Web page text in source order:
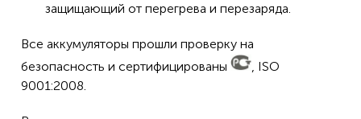
защищающий от перегрева и перезаряда.
Все аккумуляторы прошли проверку на
безопасность и сертифицированы
, ISO
9001:2008.